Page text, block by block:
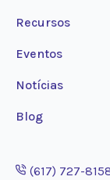
Recursos
Eventos
Notícias
Blog
Opens phone
(617) 727-